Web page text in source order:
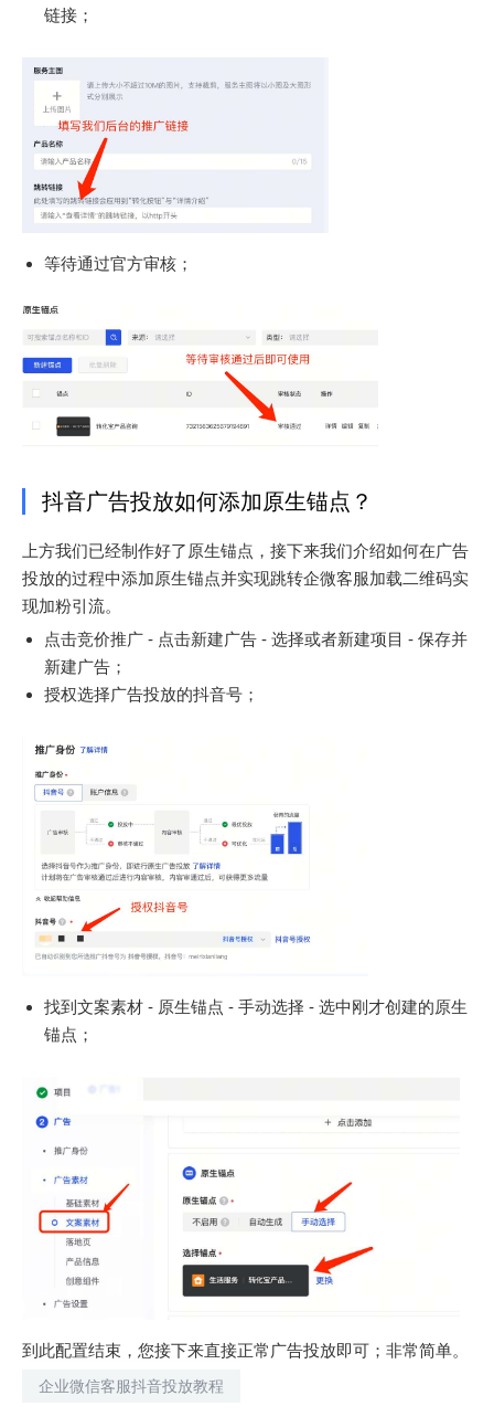
链接；
等待通过官方审核；
抖音广告投放如何添加原生锚点？
上方我们已经制作好了原生锚点，接下来我们介绍如何在广告
投放的过程中添加原生锚点并实现跳转企微客服加载二维码实
现加粉引流。
点击竞价推广 - 点击新建广告 - 选择或者新建项目 - 保存并
新建广告；
授权选择广告投放的抖音号；
找到文案素材 - 原生锚点 - 手动选择 - 选中刚才创建的原生
锚点；
到此配置结束，您接下来直接正常广告投放即可；非常简单。
企业微信客服抖音投放教程